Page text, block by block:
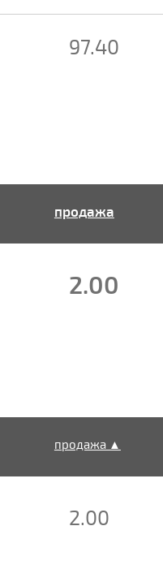
97.40
продажа
2.00
продажа ▲
2.00